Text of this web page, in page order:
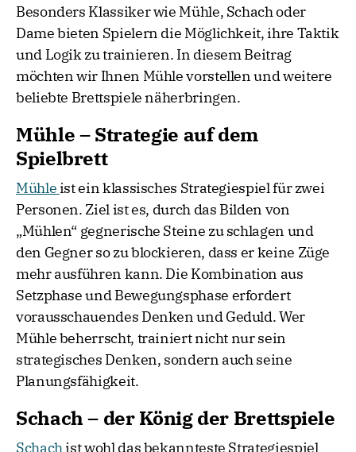
Besonders Klassiker wie Mühle, Schach oder
Dame bieten Spielern die Möglichkeit, ihre Taktik
und Logik zu trainieren. In diesem Beitrag
möchten wir Ihnen Mühle vorstellen und weitere
beliebte Brettspiele näherbringen.
Mühle – Strategie auf dem
Spielbrett
Mühleist ein klassisches Strategiespiel für zwei
Personen. Ziel ist es, durch das Bilden von
„Mühlen“ gegnerische Steine zu schlagen und
den Gegner so zu blockieren, dass er keine Züge
mehr ausführen kann. Die Kombination aus
Setzphase und Bewegungsphase erfordert
vorausschauendes Denken und Geduld. Wer
Mühle beherrscht, trainiert nicht nur sein
strategisches Denken, sondern auch seine
Planungsfähigkeit.
Schach – der König der Brettspiele
Schachist wohl das bekannteste Strategiespiel